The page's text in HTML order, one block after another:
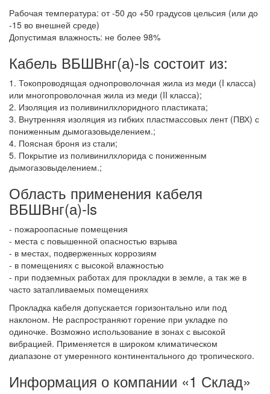
Рабочая температура: от -50 до +50 градусов цельсия (или до
-15 во внешней среде)
Допустимая влажность: не более 98%
Кабель ВБШВнг(а)-ls состоит из:
1. Токопроводящая однопроволочная жила из меди (I класса)
или многопроволочная жила из меди (II класса);
2. Изоляция из поливинилхлоридного пластиката;
3. Внутренняя изоляция из гибких пластмассовых лент (ПВХ) с
пониженным дымогазовыделением.;
4. Поясная броня из стали;
5. Покрытие из поливинилхлорида с пониженным
дымогазовыделением.;
Область применения кабеля
ВБШВнг(а)-ls
- пожароопасные помещения
- места с повышенной опасностью взрыва
- в местах, подверженных коррозиям
- в помещениях с высокой влажностью
- при подземных работах для прокладки в земле, а так же в
часто затапливаемых помещениях
Прокладка кабеля допускается горизонтально или под
наклоном. Не распространяют горение при укладке по
одиночке. Возможно использование в зонах с высокой
вибрацией. Применяется в широком климатическом
диапазоне от умеренного континентального до тропического.
Информация о компании «1 Склад»